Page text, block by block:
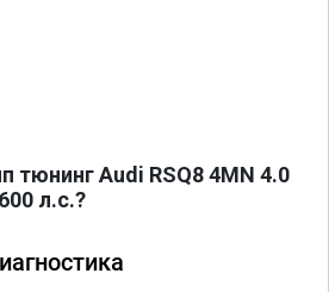
тюнинг Audi RSQ8 4MN 4.0
л.с.?